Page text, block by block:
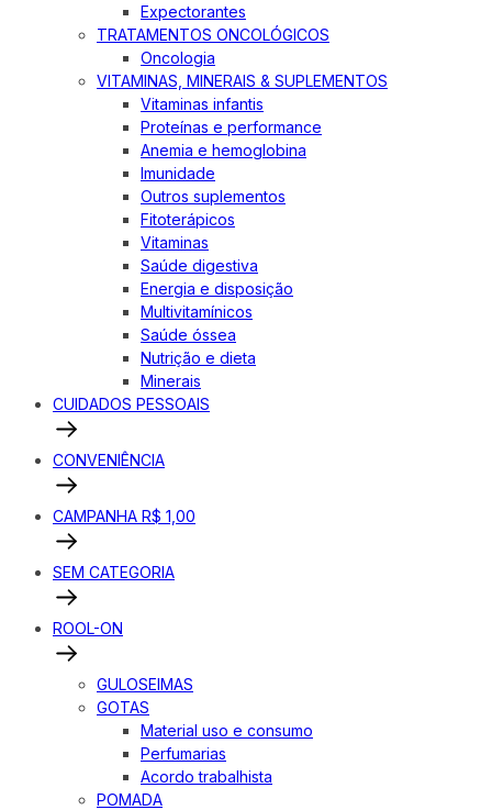
Expectorantes
TRATAMENTOS ONCOLÓGICOS
Oncologia
VITAMINAS, MINERAIS & SUPLEMENTOS
Vitaminas infantis
Proteínas e performance
Anemia e hemoglobina
Imunidade
Outros suplementos
Fitoterápicos
Vitaminas
Saúde digestiva
Energia e disposição
Multivitamínicos
Saúde óssea
Nutrição e dieta
Minerais
CUIDADOS PESSOAIS
CONVENIÊNCIA
CAMPANHA R$ 1,00
SEM CATEGORIA
ROOL-ON
GULOSEIMAS
GOTAS
Material uso e consumo
Perfumarias
Acordo trabalhista
POMADA